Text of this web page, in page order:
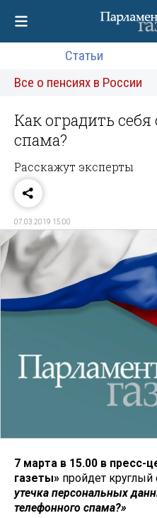
Статьи
Все о пенсиях в России
Как оградить
спама?
Расскажут эксперты
07.03.2019 15:00
7 марта в 15.00 в пресс-
газеты» пройдет круглый
утечка персональных
телефонного спама?»